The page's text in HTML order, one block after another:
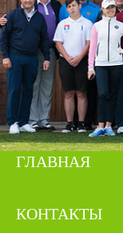
ГЛАВНАЯ
КОНТАКТЫ